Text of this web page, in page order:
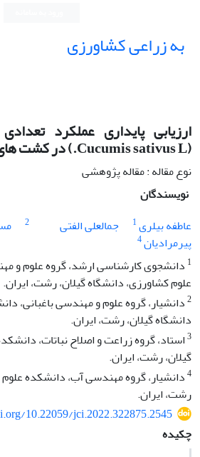
به زراعی کشاورزی
ارزیابی پایداری عملکرد
(Cucumis sativus L.) در کشت های بهاره و پاییزه
نوع مقاله : مقاله پژوهشی
نویسندگان
عاطفه بیلری1 جمالعلی الفتی 2
پیرمرادیان4
1 دانشجوی کارشناسی ارشد، گروه علوم و
علوم کشاورزی، دانشگاه گیلان، رشت، ایران.
2دانشیار، گروه علوم و مهندسی باغبانی،
دانشگاه گیلان، رشت، ایران.
3استاد، گروه زراعت و اصلاح نباتات،
گیلان، رشت، ایران.
4دانشیار، گروه مهندسی آب، دانشکده علوم
رشت، ایران.
10.22059/jci.2022.322875.2545
چکیده